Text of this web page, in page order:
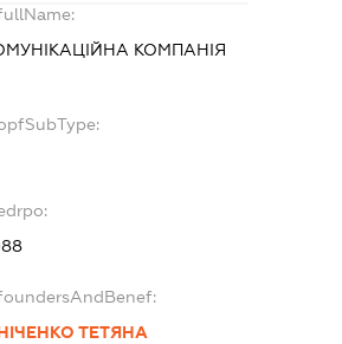
КОМПАНІЯ
ТЕТЯНА